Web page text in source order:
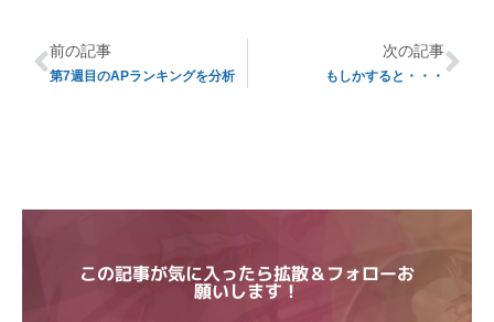
前の記事
第7週目のAPランキングを分析
次の記事
もしかすると・・・
この記事が気に入ったら拡散＆フォローお
願いします！